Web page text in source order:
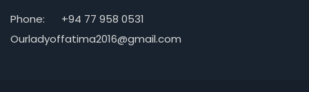
Phone:
+94 77 958 0531
Ourladyoffatima2016@gmail.com